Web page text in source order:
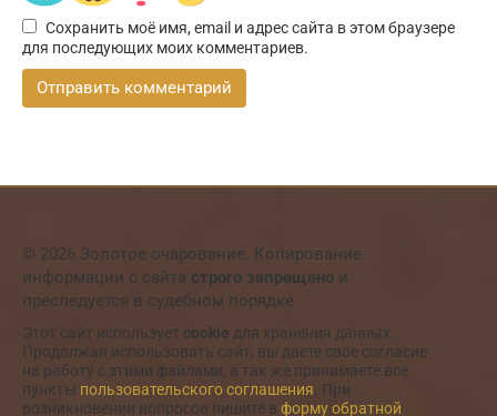
Сохранить моё имя, email и адрес сайта в этом браузере
для последующих моих комментариев.
© 2026 Золотое очарование. Копирование
информации с сайта строго запрещено и
преследуется в судебном порядке
Этот сайт использует cookie для хранения данных.
Продолжая использовать сайт, вы даете свое согласие
на работу с этими файлами, а так же принимаете все
пункты пользовательского соглашения . При
возникновении вопросов пишите в форму обратной